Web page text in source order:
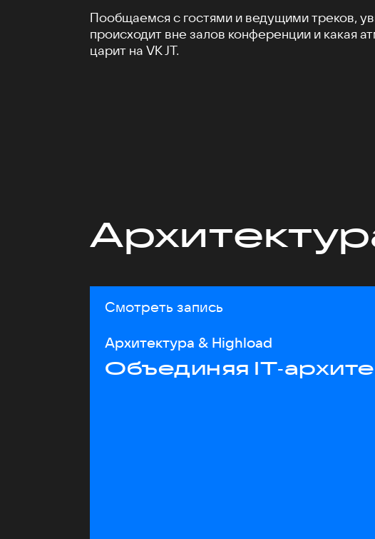
Пообщаемся с гостями и ведущими треков,
происходит вне залов конференции и какая
царит на VK JT.
Смотреть запись
Архитектура & Highload
Объединяя